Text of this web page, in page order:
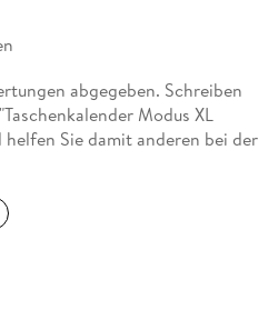
abgegeben. Schreiben
Modus XL
Sie damit anderen bei der